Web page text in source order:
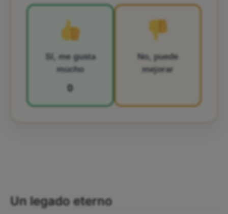
Sí, me gusta
mucho
0
No, puede
mejorar
Un legado eterno